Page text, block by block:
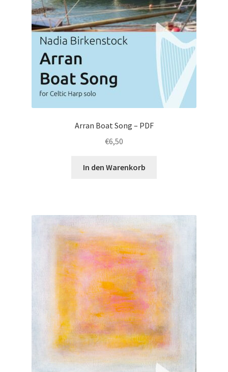
Arran Boat Song – PDF
€6,50
In den Warenkorb